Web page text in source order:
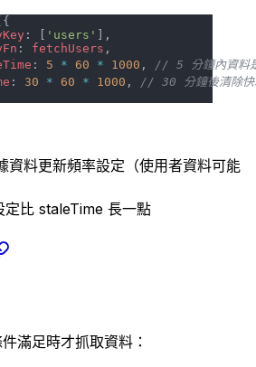
: [ 'users'
],
: fetchUsers ,
: 5 * 60 * 1000 , // 5 分鐘內資料
: 30 * 60 * 1000 , // 30 分鐘後清除快
資料更新頻率設定（使用者資料可能
定比 staleTime 長一點
滿足時才抓取資料：